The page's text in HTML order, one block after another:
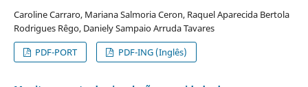
Caroline Carraro, Mariana Salmoria Ceron, Raquel Aparecida Bertola
Rodrigues Rêgo, Daniely Sampaio Arruda Tavares
PDF-PORT
PDF-ING (Inglês)